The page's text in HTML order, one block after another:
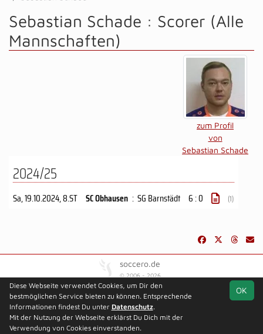
Sebastian Schade : Scorer (Alle
Mannschaften)
zum Profil
von
Sebastian Schade
2024/25
Sa, 19.10.2024, 8.ST SC Obhausen : SG Barnstädt 6 : 0 (1)
soccero.de
© 2006 - 2026
Besucherstatistik Kontakt Impressum
Geburtstage
Datenschutz
Gästebuch
OK
Diese Webseite verwendet Cookies, um Dir den
bestmöglichen Service bieten zu können. Entsprechende
Informationen findest Du unter Datenschutz.
Mit der Nutzung der Webseite erklärst Du Dich mit der
Verwendung von Cookies einverstanden.